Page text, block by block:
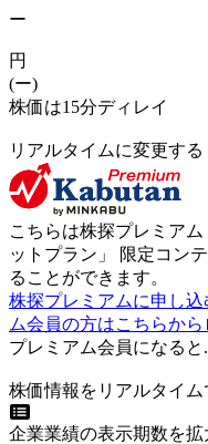
ー
円
(ー)
株価は15分ディレイ
リアルタイムに変更する
こちらは株探プレミアム
ットプラン 」 限定コン
ることができます。
株探プレミアムに申し込
ム会員の方はこちらか
プレミアム会員になると
株価情報をリアルタイム
企業業績の表示期数を拡